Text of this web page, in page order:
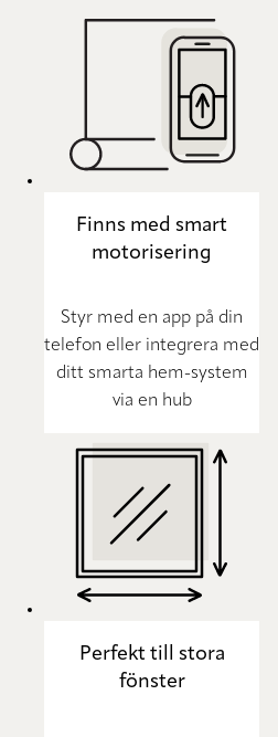
Finns med smart
motorisering
Styr med en app på din
telefon eller integrera med
ditt smarta hem-system
via en hub
Perfekt till stora
fönster